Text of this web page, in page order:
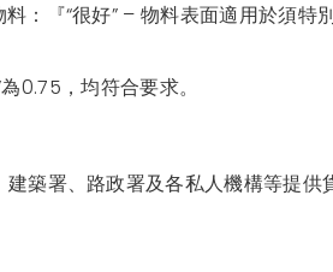
『“很好” – 物料表面適用於須特
0.75，均符合要求。
築署、路政署及各私人機構等提